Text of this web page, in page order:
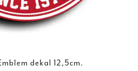
dekal 12,5cm.